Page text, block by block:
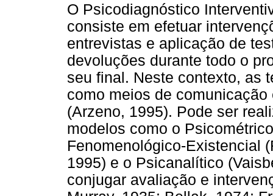
O Psicodiagnóstico
consiste em efetuar
entrevistas e aplicação de
devoluções durante todo o
seu final. Neste contexto, as
como meios de
(Arzeno, 1995). Pode ser
modelos como o
Fenomenológico-Existencial
1995) e o Psicanalítico
conjugar avaliação e